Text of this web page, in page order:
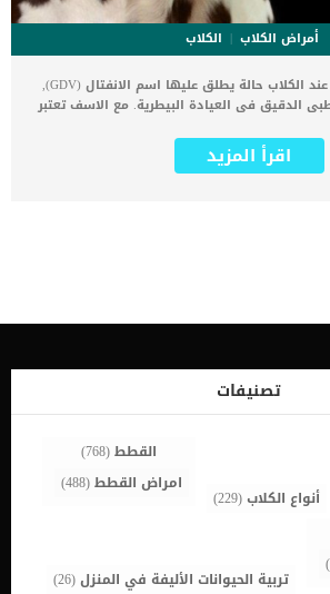
أمراض الكلاب
الكلاب
متلازمة توسع المعدة عند الكلاب حالة يطلق عليها اسم الانفتال (GDV),
الدقيق فى العيادة البيطرية. مع الاسف تعتبر
، عادةً مع الطعام والغاز (التوسيع) ، وتلتف على
لا يمكن لمحتويات المعدة أن تنتقل إلى الأمعاء
_قئ _قلس الاسباب الكامنة خلف متلازمة الانفتال
التي تم تأكيدها مثل الشيخوخة, والسلالات ذات
كيف تتعامل مع المعدة الحساسة عند الكلاب ؟
بتشخيص الحالة ؟ سيكون لدى معظم […]
اقرأ المزيد
تصنيفات
أنواع الكلاب(229)
القطط(768)
امراض القطط(488)
تربية الحيوانات الأليفة في المنزل(26)